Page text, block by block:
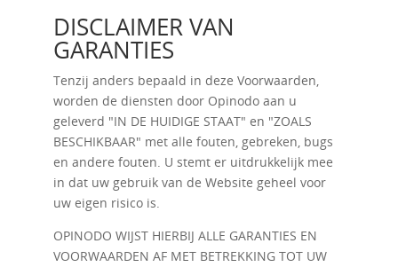
DISCLAIMER VAN
GARANTIES
Tenzij anders bepaald in deze Voorwaarden,
worden de diensten door Opinodo aan u
geleverd "IN DE HUIDIGE STAAT" en "ZOALS
BESCHIKBAAR" met alle fouten, gebreken, bugs
en andere fouten. U stemt er uitdrukkelijk mee
in dat uw gebruik van de Website geheel voor
uw eigen risico is.
OPINODO WIJST HIERBIJ ALLE GARANTIES EN
VOORWAARDEN AF MET BETREKKING TOT UW